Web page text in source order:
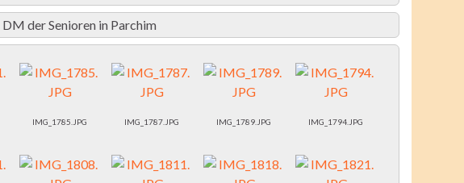
DM der Senioren in Parchim
IMG_1785.JPG IMG_1787.JPG IMG_1789.JPG IMG_1794.JPG